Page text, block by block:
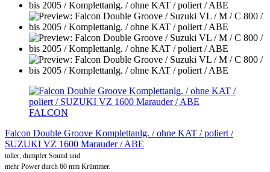
FALCON
Falcon Double Groove Komplettanlg. / ohne KAT / poliert /
SUZUKI VZ 1600 Marauder / ABE
toller, dumpfer Sound und
mehr Power durch 60 mm Krümmer.